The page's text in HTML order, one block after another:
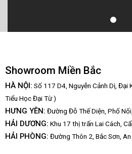
Showroom Miền Bắc
HÀ NỘI: Số 117 D4, Nguyễn Cảnh Dị, Đại
Tiểu Học Đại Từ )
HƯNG YÊN: Đường Đỗ Thế Diện, Phố
HẢI DƯƠNG: Khu 17 thị trấn Lai Cách,
HẢI PHÒNG: Đường Thôn 2, Bắc Sơn,